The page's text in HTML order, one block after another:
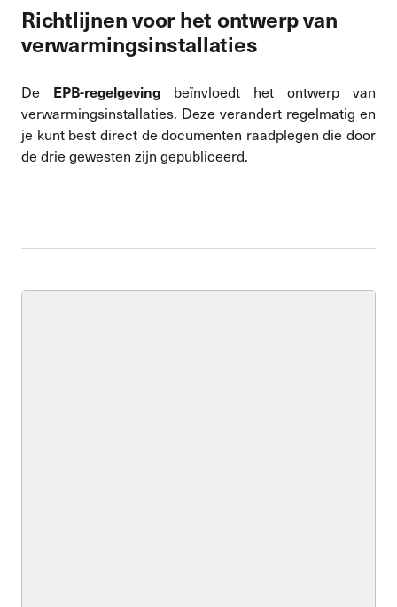
Richtlijnen voor het ontwerp van
verwarmingsinstallaties
De EPB-regelgeving beïnvloedt het ontwerp van
verwarmingsinstallaties. Deze verandert regelmatig en
je kunt best direct de documenten raadplegen die door
de drie gewesten zijn gepubliceerd.